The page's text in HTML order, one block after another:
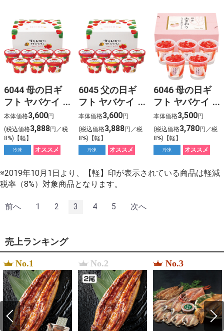
6044 母の日ギ
フト ヤバケイ
博多あまおうの
こだわりアイス
（７個）
本体価格3,600円
(税込価格3,888円／税
8%)【軽】
冷凍 オススメ
6045 父の日ギ
フト ヤバケイ
博多あまおうの
こだわりアイス
（７個）
本体価格3,600円
(税込価格3,888円／税
8%)【軽】
冷凍 オススメ
6046 母の日ギ
フト ヤバケイ
博多あまおう
たっぷり苺のア
イス（５個）
本体価格3,500円
(税込価格3,780円／税
8%)【軽】
冷凍 オススメ
※2019年10月1日より、【軽】印が表示されている商品は軽減
税率（8%）対象商品となります。
前へ 1 2 3 4 5 次へ
売上ランキング
No.1 No.2 No.3